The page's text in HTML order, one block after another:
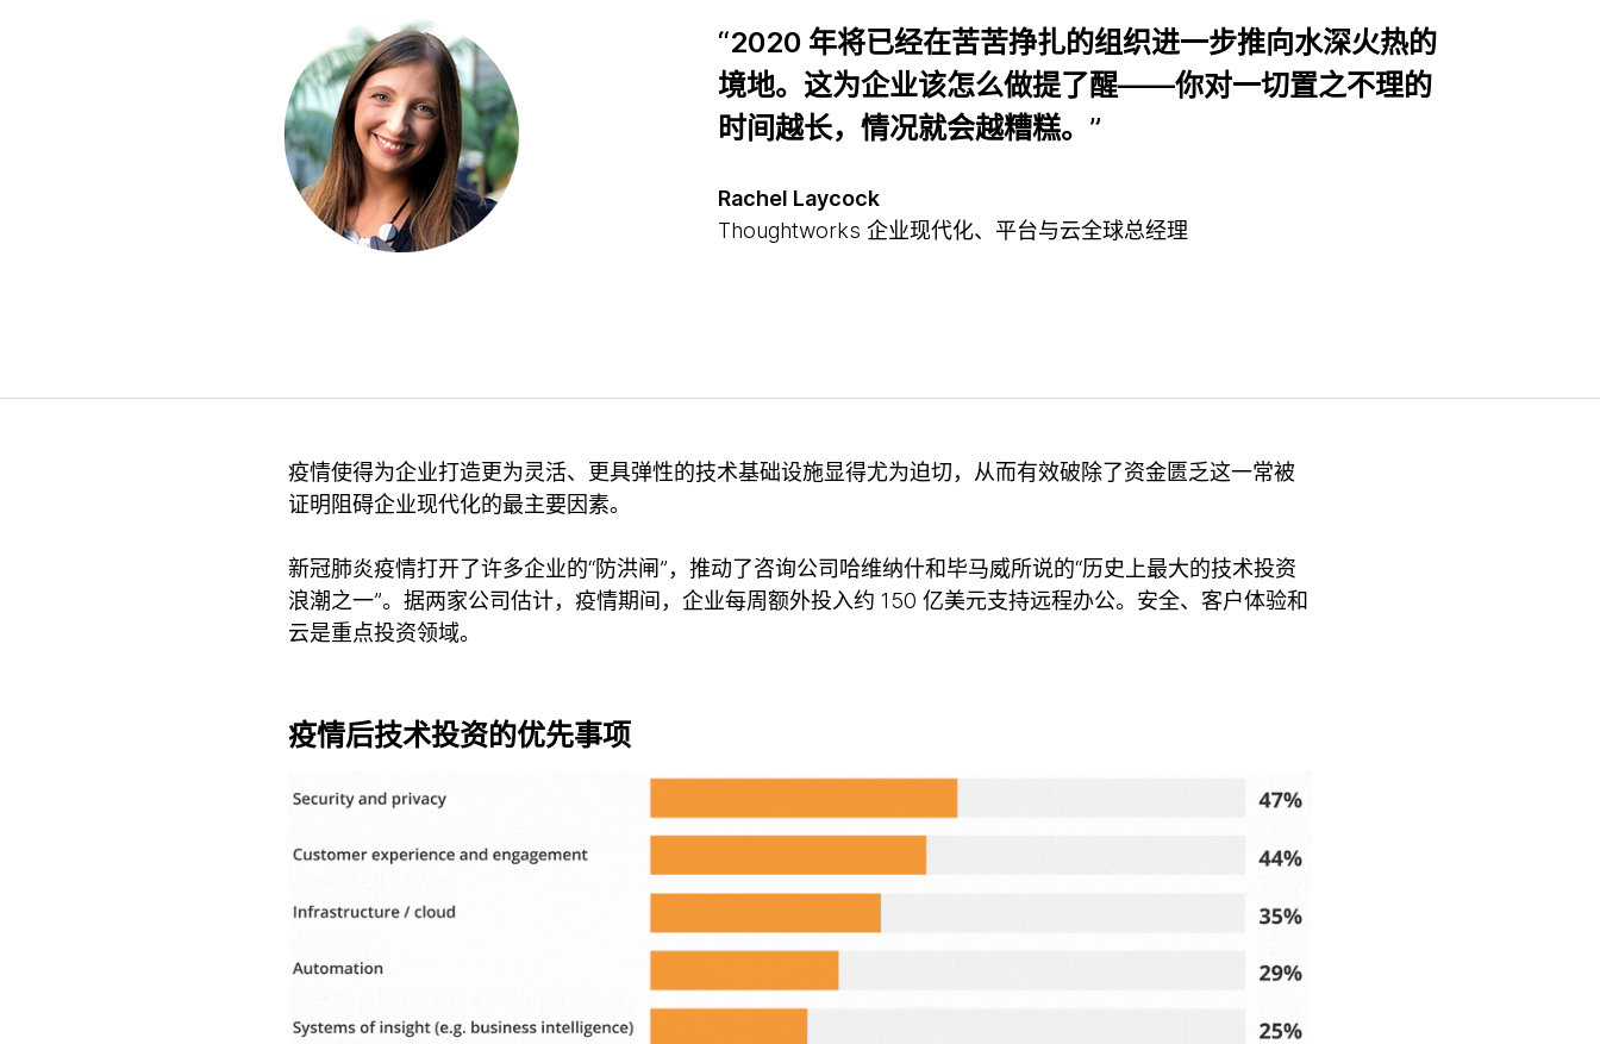
“2020 年将已经在苦苦挣扎的组织进一步推向水深火热的
境地。这为企业该怎么做提了醒——你对一切置之不理的
时间越长，情况就会越糟糕。”
Rachel Laycock
Thoughtworks 企业现代化、平台与云全球总经理
疫情使得为企业打造更为灵活、更具弹性的技术基础设施显得尤为迫切，从而有效破除了资金匮乏这一常被
证明阻碍企业现代化的最主要因素。
新冠肺炎疫情打开了许多企业的“防洪闸”，推动了咨询公司哈维纳什和毕马威所说的“历史上最大的技术投资
浪潮之一”。据两家公司估计，疫情期间，企业每周额外投入约 150 亿美元支持远程办公。安全、客户体验和
云是重点投资领域。
疫情后技术投资的优先事项